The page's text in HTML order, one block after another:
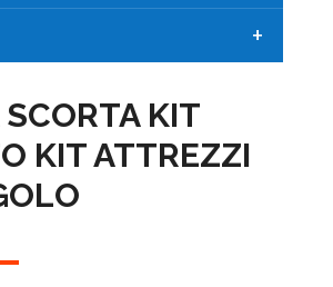
+
KIT
KIT ATTREZZI